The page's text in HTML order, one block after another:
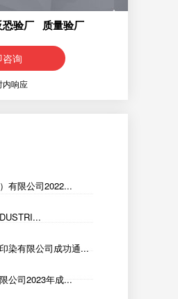
验厂 质量验厂
咨询
内响应
有限公司2022...
染有限公司成功通...
公司2023年成...